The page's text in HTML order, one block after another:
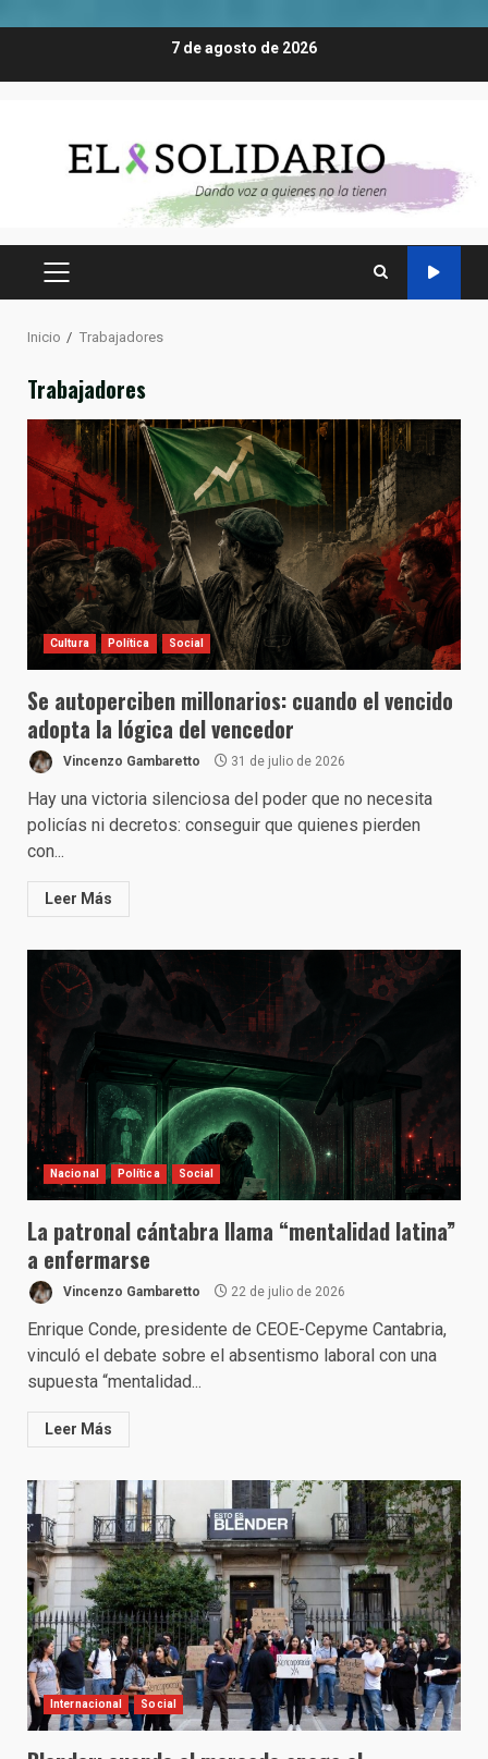
7 de agosto de 2026
MENÚ
Inicio Trabajadores
Trabajadores
Cultura Política Social
Se autoperciben millonarios: cuando el vencido
adopta la lógica del vencedor
Vincenzo Gambaretto 31 de julio de 2026
Hay una victoria silenciosa del poder que no necesita
policías ni decretos: conseguir que quienes pierden
con...
Leer Más
Nacional Política Social
La patronal cántabra llama “mentalidad latina”
a enfermarse
Vincenzo Gambaretto 22 de julio de 2026
Enrique Conde, presidente de CEOE-Cepyme Cantabria,
vinculó el debate sobre el absentismo laboral con una
supuesta “mentalidad...
Leer Más
Internacional Social